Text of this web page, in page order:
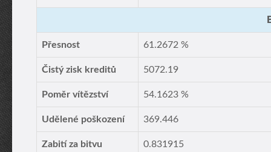
Přesnost 61.2672 %
Čistý zisk kreditů 5072.19
Poměr vítězství 54.1623 %
Udělené poškození 369.446
Zabití za bitvu 0.831915